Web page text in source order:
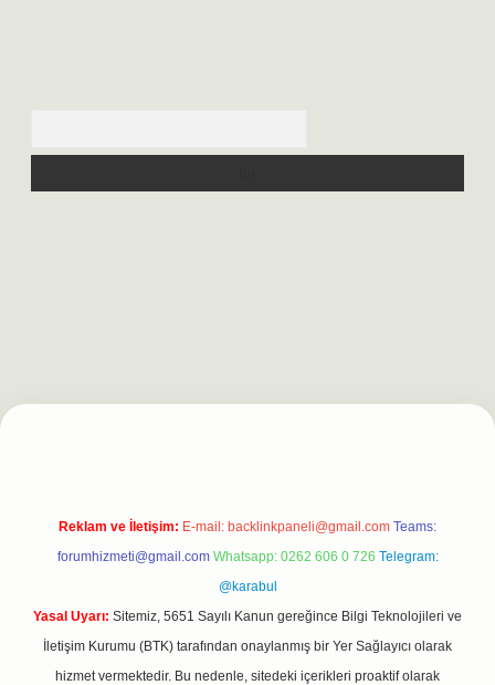
Reklam ve İletişim: E-mail: backlinkpaneli@gmail.com Teams:
forumhizmeti@gmail.com Whatsapp: 0262 606 0 726 Telegram:
@karabul
Yasal Uyarı: Sitemiz, 5651 Sayılı Kanun gereğince Bilgi Teknolojileri ve
İletişim Kurumu (BTK) tarafından onaylanmış bir Yer Sağlayıcı olarak
hizmet vermektedir. Bu nedenle, sitedeki içerikleri proaktif olarak